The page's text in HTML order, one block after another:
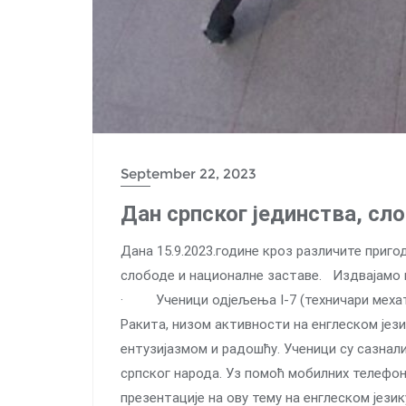
September 22, 2023
Дан српског јединства,
Дана 15.9.2023.године кроз различите
слободе и националне заставе. Издвајамо
· Ученици одјељења I-7 (техничари
Ракита, низом активности на енглеском
ентузијазмом и радошћу. Ученици су
српског народа. Уз помоћ мобилних
презентације на ову тему на енглеском